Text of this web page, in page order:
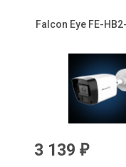
Falcon Eye FE-
3 139 ₽